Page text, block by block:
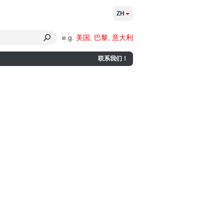
e.g. 美国 巴黎 意大利
联系我们！
ZH